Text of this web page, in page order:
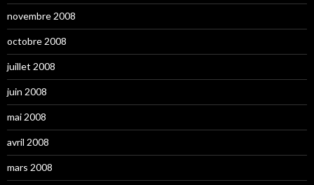
novembre 2008
octobre 2008
juillet 2008
juin 2008
mai 2008
avril 2008
mars 2008